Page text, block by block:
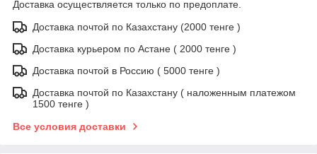
Доставка осуществляется только по предоплате.
Доставка почтой по Казахстану (2000 тенге )
Доставка курьером по Астане ( 2000 тенге )
Доставка почтой в Россию ( 5000 тенге )
Доставка почтой по Казахстану ( наложенным платежом
1500 тенге )
Все условия доставки